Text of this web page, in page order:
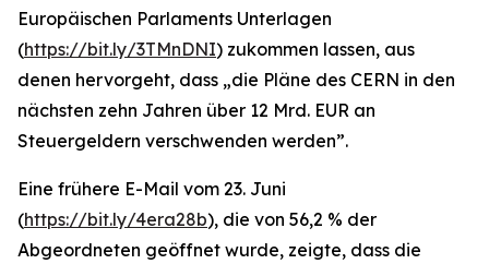
Europäischen Parlaments Unterlagen
(https://bit.ly/3TMnDNI) zukommen lassen, aus
denen hervorgeht, dass „die Pläne des CERN in den
nächsten zehn Jahren über 12 Mrd. EUR an
Steuergeldern verschwenden werden”.
Eine frühere E-Mail vom 23. Juni
(https://bit.ly/4era28b), die von 56,2 % der
Abgeordneten geöffnet wurde, zeigte, dass die